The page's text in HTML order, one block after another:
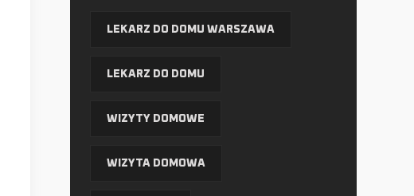
LEKARZ DO DOMU WARSZAWA
LEKARZ DO DOMU
WIZYTY DOMOWE
WIZYTA DOMOWA